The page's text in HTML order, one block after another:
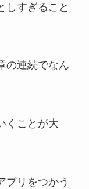
しすぎること
の連続でなん
くことが大
プリをつかう